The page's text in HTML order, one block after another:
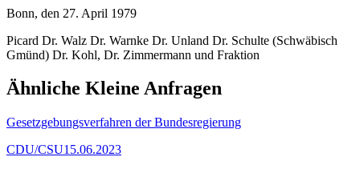
Bonn, den 27. April 1979
Picard Dr. Walz Dr. Warnke Dr. Unland Dr. Schulte (Schwäbisch
Gmünd) Dr. Kohl, Dr. Zimmermann und Fraktion
Ähnliche Kleine Anfragen
Gesetzgebungsverfahren der Bundesregierung
CDU/CSU15.06.2023